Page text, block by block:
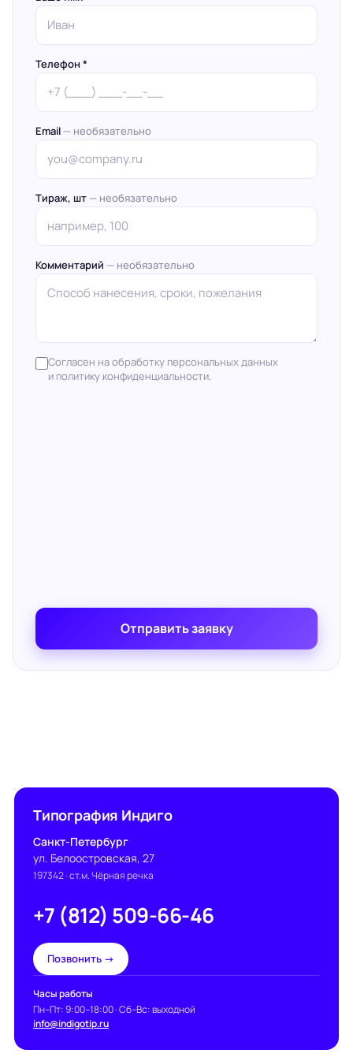
Телефон *
Email — необязательно
Тираж, шт — необязательно
Комментарий — необязательно
Согласен на обработку персональных данных
и политику конфиденциальности.
Отправить заявку
Типография Индиго
Санкт-Петербург
ул. Белоостровская, 27
197342· ст.м. Чёрная речка
+7 (812) 509-66-46
Позвонить →
Часы работы
Пн–Пт: 9:00–18:00 · Сб–Вс: выходной
info@indigotip.ru